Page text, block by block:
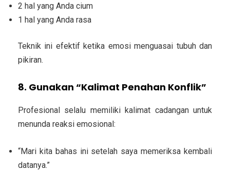
2 hal yang Anda cium
1 hal yang Anda rasa
Teknik ini efektif ketika emosi menguasai tubuh dan
pikiran.
8. Gunakan “Kalimat Penahan Konflik”
Profesional selalu memiliki kalimat cadangan untuk
menunda reaksi emosional:
“Mari kita bahas ini setelah saya memeriksa kembali
datanya.”